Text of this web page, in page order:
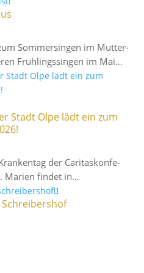
Sommer­singen im Mutter­
Früh­lings­singen im Mai…
Stadt Olpe lädt ein zum
der Cari­tas­kon­fe­
Marien findet in…